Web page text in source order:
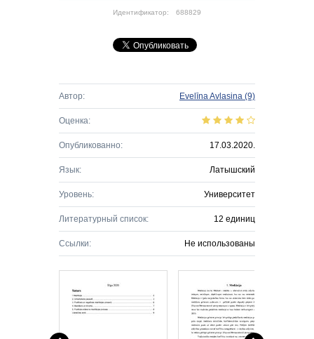
Идентификатор: 688829
Автор: Evelīna Avlasina (9)
Оценка:
Опубликованно: 17.03.2020.
Язык: Латышский
Уровень: Университет
Литературный список: 12 единиц
Ссылки: Не использованы